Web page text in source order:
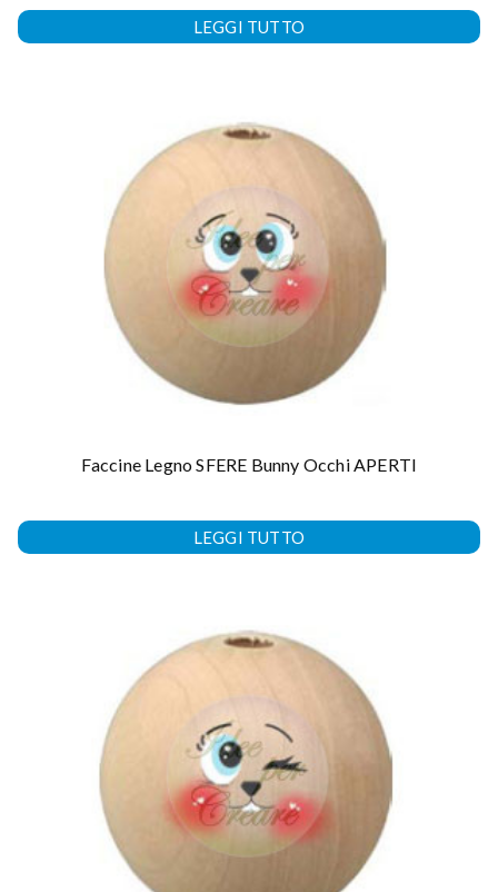
LEGGI TUTTO
Faccine Legno SFERE Bunny Occhi APERTI
LEGGI TUTTO